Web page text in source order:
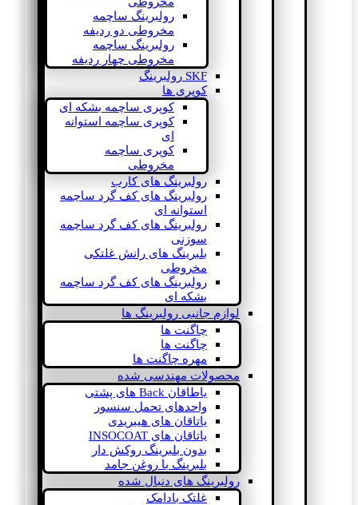
رولبرینگ ساچمه
مخروطی دو ردیفه
رولبرینگ ساچمه
مخروطی چهار ردیفه
SKF رولبرینگ
کوپری ها
کوپری ساچمه بشکه ای
کوپری ساچمه استوانه
ای
کوپری ساچمه
مخروطی
رولبرینگ های کارب
رولبرینگ های کف گرد ساچمه
استوانه ای
رولبرینگ های کف گرد ساچمه
سوزنی
بلبرینگ های رانش غلتکی
مخروطی
رولبرینگ های کف گرد ساچمه
بشکه ای
لوازم جانبی رولبرینگ ها
چاگنت ها
چاگنت ها
مهره چاگنت ها
محصولات مهندسی شده
یاطاقان Back های پشتی
واحدهای تحمل سنسور
یاتاقان های هیبریدی
یاتاقان های INSOCOAT
بدون بلبرینگ روکش دار
بلبرینگ با روغن جامد
رولبرینگ های دنبال شده
غلتک بادامک